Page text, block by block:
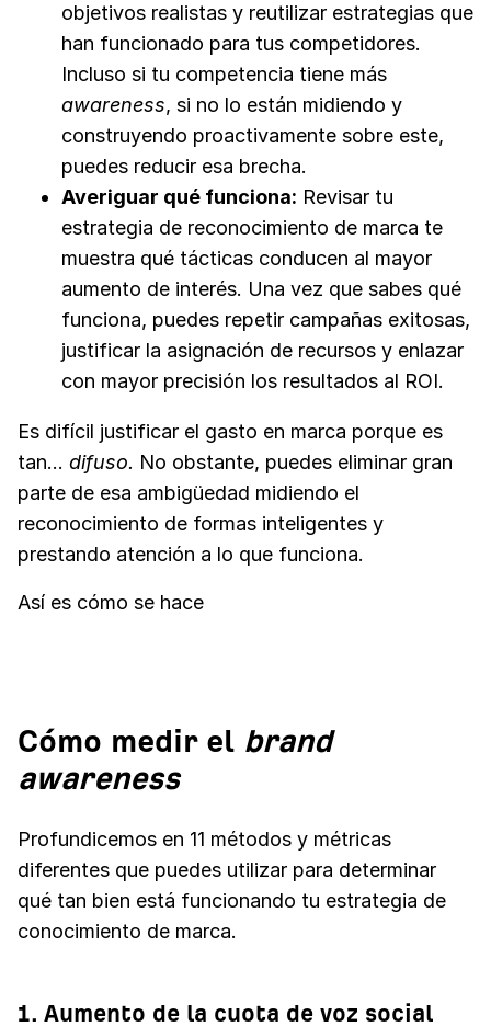
objetivos realistas y reutilizar estrategias que
han funcionado para tus competidores.
Incluso si tu competencia tiene más
awareness, si no lo están midiendo y
construyendo proactivamente sobre este,
puedes reducir esa brecha.
Averiguar qué funciona: Revisar tu
estrategia de reconocimiento de marca te
muestra qué tácticas conducen al mayor
aumento de interés. Una vez que sabes qué
funciona, puedes repetir campañas exitosas,
justificar la asignación de recursos y enlazar
con mayor precisión los resultados al ROI.
Es difícil justificar el gasto en marca porque es
tan... difuso. No obstante, puedes eliminar gran
parte de esa ambigüedad midiendo el
reconocimiento de formas inteligentes y
prestando atención a lo que funciona.
Así es cómo se hace
Cómo medir el brand
awareness
Profundicemos en 11 métodos y métricas
diferentes que puedes utilizar para determinar
qué tan bien está funcionando tu estrategia de
conocimiento de marca.
1. Aumento de la cuota de voz social